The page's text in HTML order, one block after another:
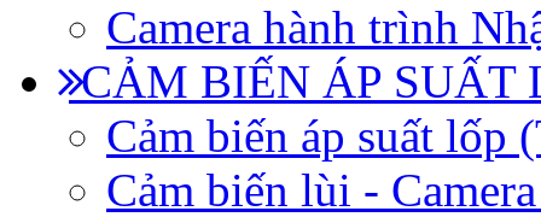
Camera hành trình
CẢM BIẾN ÁP SUẤT
Cảm biến áp suất lốp
Cảm biến lùi -